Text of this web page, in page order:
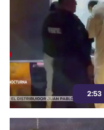
2:53